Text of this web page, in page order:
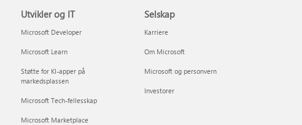
Utvikler og IT
Microsoft Developer
Microsoft Learn
Støtte for KI-apper på
markedsplassen
Microsoft Tech-fellesskap
Microsoft Marketplace
Selskap
Karriere
Om Microsoft
Microsoft og personvern
Investorer